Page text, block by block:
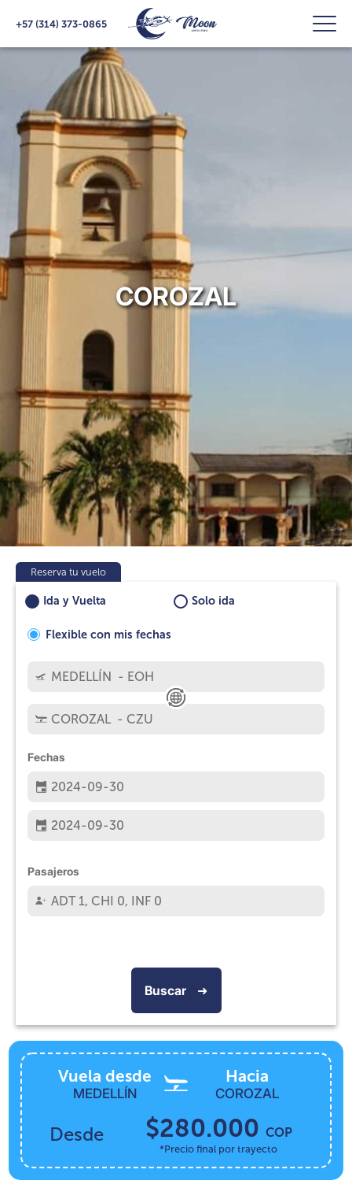
+57 (314) 373-0865
COROZAL
Reserva tu vuelo
Ida y Vuelta Solo ida
Flexible con mis fechas
Fechas
Pasajeros
Buscar ➜
Vuela desde Hacia
MEDELLÍN COROZAL
Desde $280.000 COP
*Precio final por trayecto